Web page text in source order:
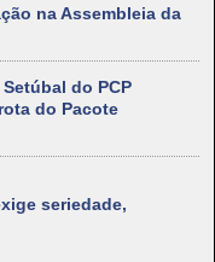
na Assembleia da
do PCP
do Pacote
seriedade,